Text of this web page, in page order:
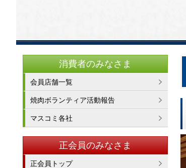
消費者のみなさま
会員店舗一覧
焼肉ボランティア活動報告
マスコミ各社
正会員のみなさま
正会員トップ